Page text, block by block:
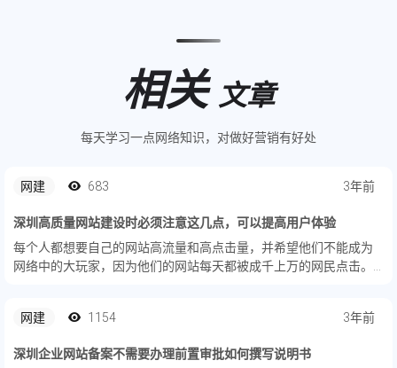
相关 文章
每天学习一点网络知识，对做好营销有好处
网建 683 3年前
深圳高质量网站建设时必须注意这几点，可以提高用户体验
每个人都想要自己的网站高流量和高点击量，并希望他们不能成为
网络中的大玩家，因为他们的网站每天都被成千上万的网民点击。
增...
网建 1154 3年前
深圳企业网站备案不需要办理前置审批如何撰写说明书